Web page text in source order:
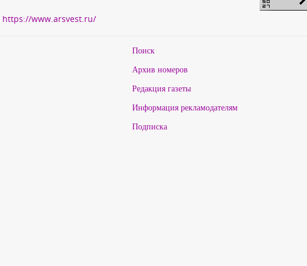
https://www.arsvest.ru/
Поиск
Архив номеров
Редакция газеты
Информация рекламодателям
Подписка